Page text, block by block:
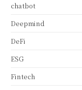
chatbot
Deepmind
DeFi
ESG
Fintech